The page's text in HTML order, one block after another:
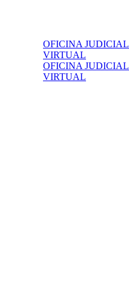
OFICINA JUDICIAL
VIRTUAL
OFICINA JUDICIAL
VIRTUAL